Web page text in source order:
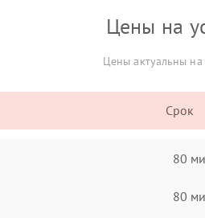
Цены на
Цены актуальны
Срок
80
80